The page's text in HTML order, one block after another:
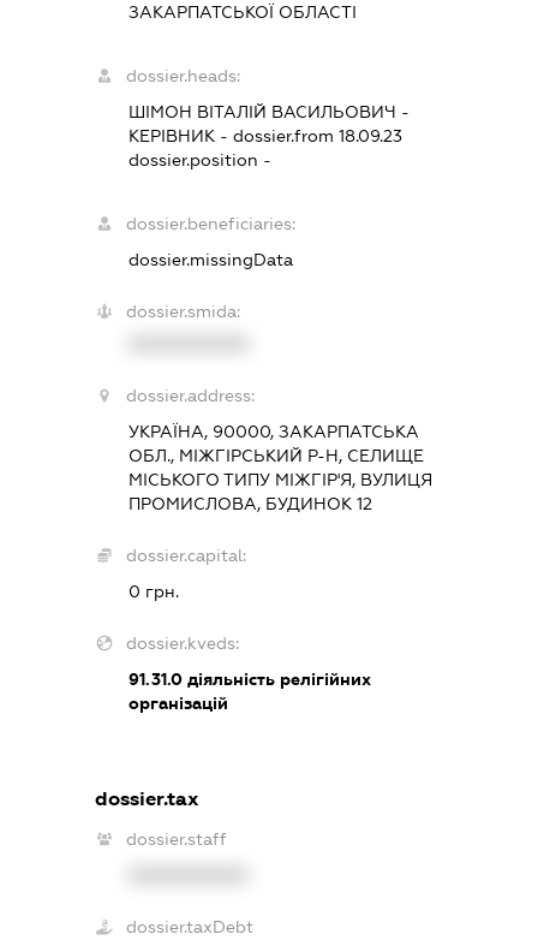
ЗАКАРПАТСЬКОЇ ОБЛАСТІ
dossier.heads:
ШІМОН ВІТАЛІЙ ВАСИЛЬОВИЧ -
КЕРІВНИК - dossier.from 18.09.23
dossier.position -
dossier.beneficiaries:
dossier.missingData
dossier.smida:
dossier.address:
УКРАЇНА, 90000, ЗАКАРПАТСЬКА
ОБЛ., МІЖГІРСЬКИЙ Р-Н, СЕЛИЩЕ
МІСЬКОГО ТИПУ МІЖГІР'Я, ВУЛИЦЯ
ПРОМИСЛОВА, БУДИНОК 12
dossier.capital:
0 грн.
dossier.kveds:
91.31.0діяльність релігійних
організацій
dossier.tax
dossier.staff
dossier.taxDebt